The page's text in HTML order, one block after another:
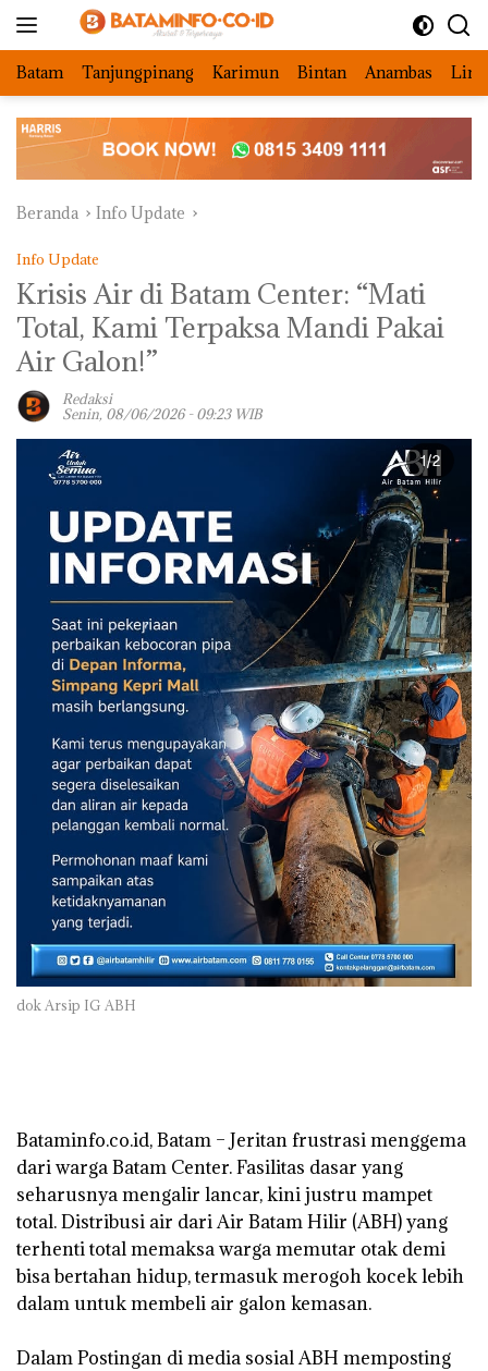
Batam Tanjungpinang Karimun Bintan Anambas
Beranda Info Update
Info Update
‎Krisis Air di Batam Center: “Mati
Total, Kami Terpaksa Mandi Pakai
Air Galon!”
Redaksi
Senin, 08/06/2026 - 09:23 WIB
dok Arsip IG ABH
‎Bataminfo.co.id, Batam – Jeritan frustrasi menggema
dari warga Batam Center. Fasilitas dasar yang
seharusnya mengalir lancar, kini justru mampet
total. Distribusi air dari Air Batam Hilir (ABH) yang
terhenti total memaksa warga memutar otak demi
bisa bertahan hidup, termasuk merogoh kocek lebih
dalam untuk membeli air galon kemasan.
‎Dalam Postingan di media sosial ABH memposting